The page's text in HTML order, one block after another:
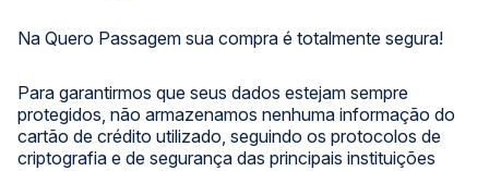
Na Quero Passagem sua compra é totalmente segura!
Para garantirmos que seus dados estejam sempre
protegidos, não armazenamos nenhuma informação do
cartão de crédito utilizado, seguindo os protocolos de
criptografia e de segurança das principais instituições